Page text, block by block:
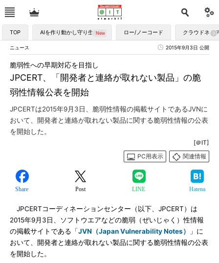
TOP AIを作り動かし守り生かす ロー/ノーコード クラウドネイ
ニュース 2015年9月3日 公開
JPCERT、「開発者と連絡が取れない製品」の脆
弱性情報公表を開始
脆弱性への早期対応を目指し
JPCERTは2015年9月3日、脆弱性情報の掲載サイトであるJVNに
おいて、開発者と連絡が取れない製品に関する脆弱性情報の公表
を開始した。
[＠IT]
PC用表示
関連情報
Share Post LINE Hatena
JPCERTコーディネーションセンター（以下、JPCERT）は
2015年9月3日、ソフトウエアなどの脆弱（ぜいじゃく）性情報
の掲載サイトである「JVN（Japan Vulnerability Notes）
」に
おいて、開発者と連絡が取れない製品に関する脆弱性情報の公表
を開始した。